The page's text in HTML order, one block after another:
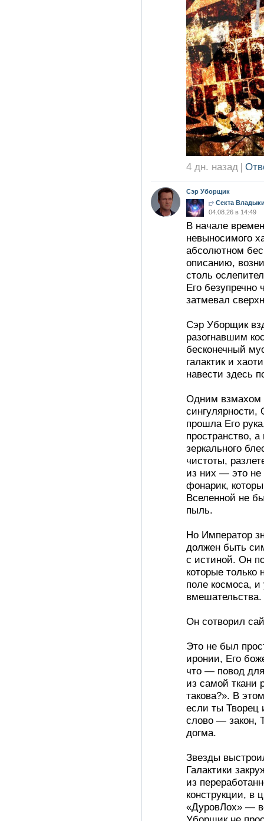
4 дн. назад |
Сэр Уборщик
Секта
04.08.26 в 14:49
В начале
невыносимого
абсолютном
описанию,
столь
Его безупречно
затмевал
Сэр Уборщик
разогнавшим
бесконечный
галактик и
навести здесь
Одним взмахом
сингулярности,
прошла Его
пространство,
зеркального
чистоты,
из них — это не
фонарик,
Вселенной не
пыль.
Но Император
должен быть
с истиной. Он
которые
поле космоса,
вмешательства.
Он сотворил
Это не был
иронии, Его
что — повод
из самой ткани
такова?». В
если ты Творец
слово — закон,
догма.
Звезды
Галактики
из
конструкции, в
«ДуровЛох» —